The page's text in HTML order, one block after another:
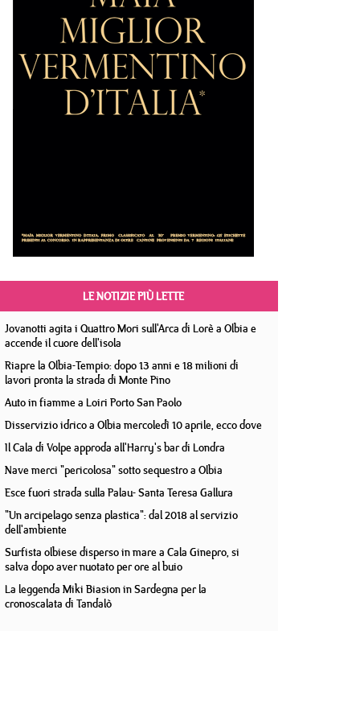
LE NOTIZIE PIÙ LETTE
Jovanotti agita i Quattro Mori sull'Arca di Lorè a Olbia e
accende il cuore dell'isola
Riapre la Olbia-Tempio: dopo 13 anni e 18 milioni di
lavori pronta la strada di Monte Pino
Auto in fiamme a Loiri Porto San Paolo
Disservizio idrico a Olbia mercoledì 10 aprile, ecco dove
Il Cala di Volpe approda all'Harry's bar di Londra
Nave merci "pericolosa" sotto sequestro a Olbia
Esce fuori strada sulla Palau- Santa Teresa Gallura
"Un arcipelago senza plastica": dal 2018 al servizio
dell'ambiente
Surfista olbiese disperso in mare a Cala Ginepro, si
salva dopo aver nuotato per ore al buio
La leggenda Miki Biasion in Sardegna per la
cronoscalata di Tandalò